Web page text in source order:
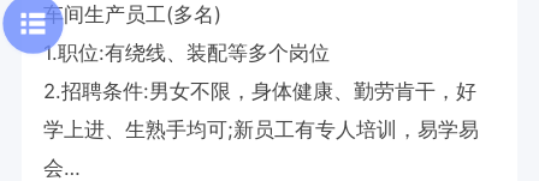
车间生产员工(多名)
1.职位:有绕线、装配等多个岗位
2.招聘条件:男女不限，身体健康、勤劳肯干，好
学上进、生熟手均可;新员工有专人培训，易学易
会